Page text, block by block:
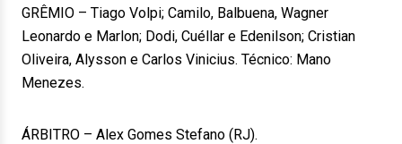
GRÊMIO – Tiago Volpi; Camilo, Balbuena, Wagner
Leonardo e Marlon; Dodi, Cuéllar e Edenilson; Cristian
Oliveira, Alysson e Carlos Vinicius. Técnico: Mano
Menezes.
ÁRBITRO – Alex Gomes Stefano (RJ).